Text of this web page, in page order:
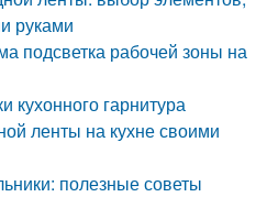
руками
подсветка рабочей зоны на
кухонного гарнитура
ленты на кухне своими
полезные советы